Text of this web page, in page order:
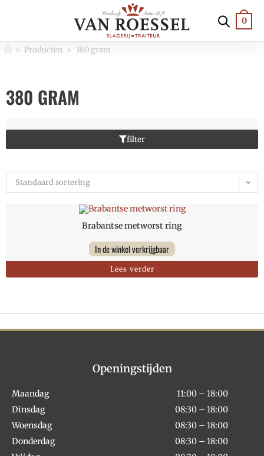
0
> Producten > 380 gram
380 GRAM
filter
Standaard sortering
Brabantse metworst ring
In de winkel verkrijgbaar
Lees verder
Openingstijden
Maandag
11:00 – 18:00
Dinsdag
08:30 – 18:00
Woensdag
08:30 – 18:00
Donderdag
08:30 – 18:00